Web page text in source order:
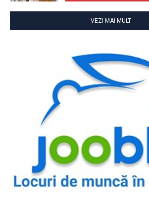
VEZI MAI MULT